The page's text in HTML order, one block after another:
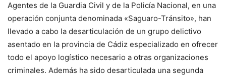
Agentes de la Guardia Civil y de la Policía Nacional, en una
operación conjunta denominada «Saguaro-Tránsito», han
llevado a cabo la desarticulación de un grupo delictivo
asentado en la provincia de Cádiz especializado en ofrecer
todo el apoyo logístico necesario a otras organizaciones
criminales. Además ha sido desarticulada una segunda